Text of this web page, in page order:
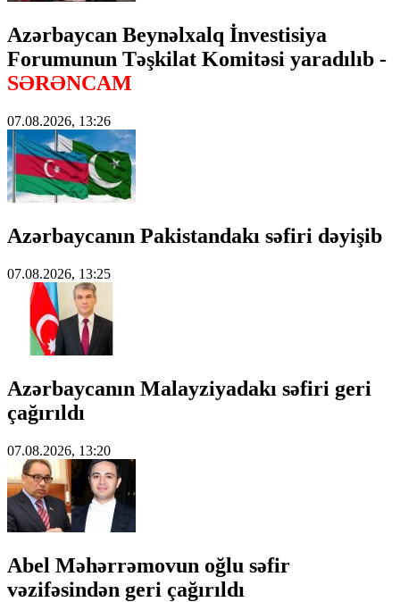
Azərbaycan Beynəlxalq İnvestisiya
Forumunun Təşkilat Komitəsi yaradılıb -
SƏRƏNCAM
07.08.2026, 13:26
Azərbaycanın Pakistandakı səfiri dəyişib
07.08.2026, 13:25
Azərbaycanın Malayziyadakı səfiri geri
çağırıldı
07.08.2026, 13:20
Abel Məhərrəmovun oğlu səfir
vəzifəsindən geri çağırıldı